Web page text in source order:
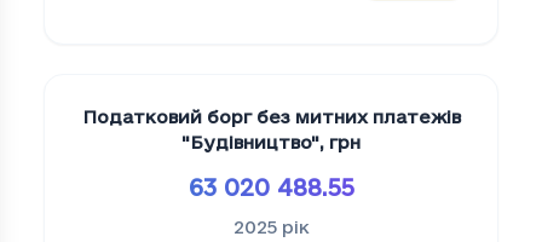
Податковий борг без митних платежів
"Будiвництво", грн
63 020 488.55
2025 рік